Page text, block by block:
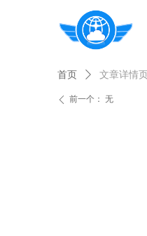
首页 ꄲ 文章详情页
ꄴ 前一个： 无